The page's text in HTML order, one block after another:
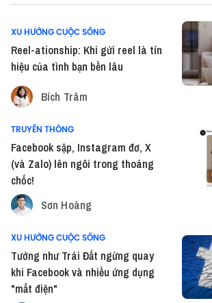
XU HƯỚNG CUỘC SỐNG
Reel-ationship: Khi gửi reel là tín
hiệu của tình bạn bền lâu
Bích Trâm
TRUYỀN THÔNG
Facebook sập, Instagram đơ, X
(và Zalo) lên ngôi trong thoáng
chốc!
Sơn Hoàng
XU HƯỚNG CUỘC SỐNG
Tưởng như Trái Đất ngừng quay
khi Facebook và nhiều ứng dụng
"mất điện"